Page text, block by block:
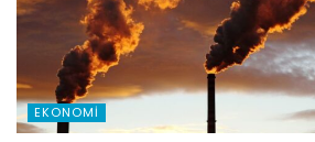
EKONOMI